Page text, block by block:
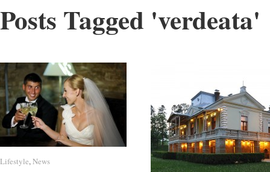
Posts Tagged 'verdeata'
Lifestyle,News
Lifestyle News